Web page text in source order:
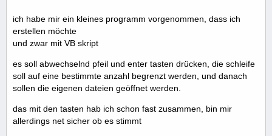
ich habe mir ein kleines programm vorgenommen, dass ich
erstellen möchte
und zwar mit VB skript
es soll abwechselnd pfeil und enter tasten drücken, die schleife
soll auf eine bestimmte anzahl begrenzt werden, und danach
sollen die eigenen dateien geöffnet werden.
das mit den tasten hab ich schon fast zusammen, bin mir
allerdings net sicher ob es stimmt